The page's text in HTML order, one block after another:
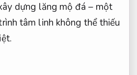
dựng lăng mộ đá – một
tâm linh không thể thiếu